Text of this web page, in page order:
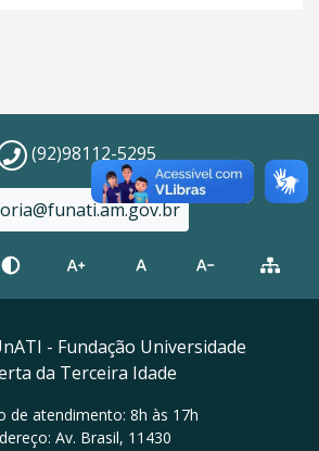
(92)98112-5295
- Fundação Universidade
da Terceira Idade
de atendimento: 8h às 17h
Av. Brasil, 11430